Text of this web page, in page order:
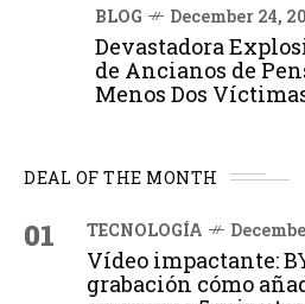
BLOG December 24,
Devastadora
de Ancianos de
Menos Dos
DEAL OF THE MONTH
01 TECNOLOGÍA
Vídeo impactante:
grabación cómo